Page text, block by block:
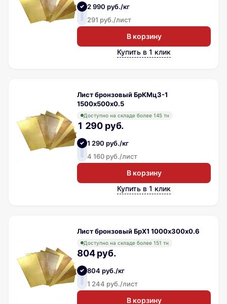
2 990 руб./кг
291 руб./лист
В корзину
Купить в 1 клик
Лист бронзовый БрКМц3-1
1500х500х0.5
Доступно на складе более 145 тн
1 290 руб.
1 290 руб./кг
4 160 руб./лист
В корзину
Купить в 1 клик
Лист бронзовый БрХ1 1000х300х0.6
Доступно на складе более 151 тн
804 руб.
804 руб./кг
1 244 руб./лист
В корзину